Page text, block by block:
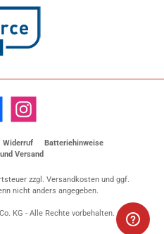
Instagram
Widerruf
Batteriehinweise
Versand
zzgl. Versandkostenund ggf.
nicht anders angegeben.
KG - Alle Rechte vorbehalten.